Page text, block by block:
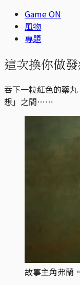
Game ON
風物
專題
這次換你做
吞下一粒紅色的藥
想」之間⋯⋯
故事主角弗蘭。